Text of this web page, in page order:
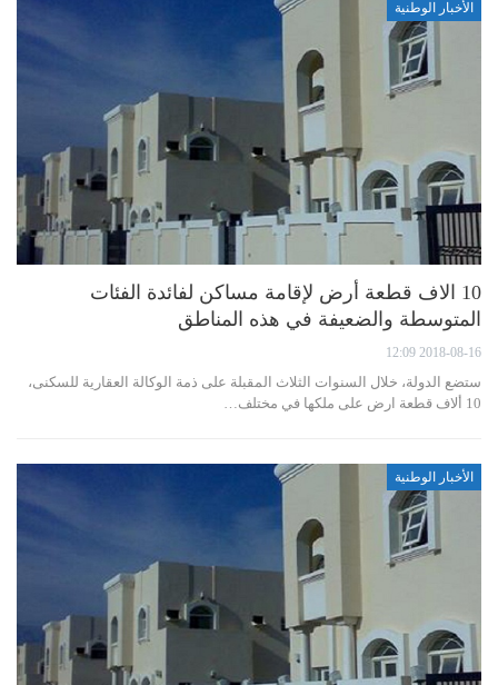
الأخبار الوطنية
10 الاف قطعة أرض لإقامة مساكن لفائدة الفئات
المتوسطة والضعيفة في هذه المناطق
2018-08-16 12:09
ستضع الدولة، خلال السنوات الثلاث المقبلة على ذمة الوكالة العقارية للسكنى،
10 ألاف قطعة ارض على ملكها في مختلف…
الأخبار الوطنية